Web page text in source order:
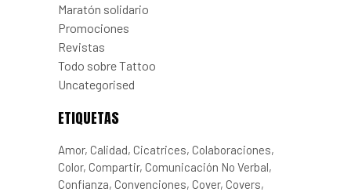
Maratón solidario
Promociones
Revistas
Todo sobre Tattoo
Uncategorised
ETIQUETAS
Amor Calidad Cicatrices Colaboraciones
Color Compartir Comunicación No Verbal
Confianza Convenciones Cover Covers